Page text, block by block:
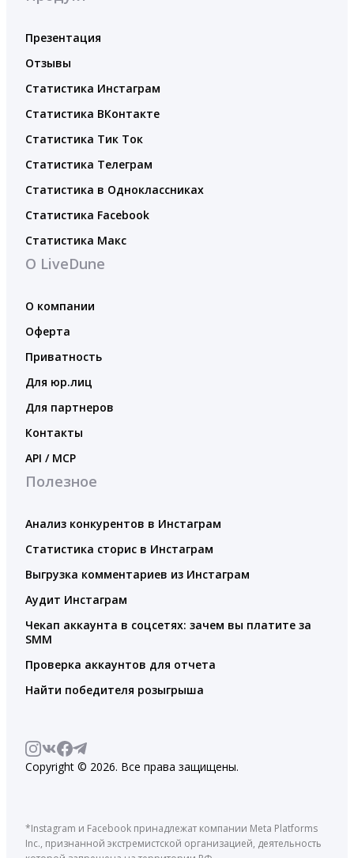
Презентация
Отзывы
Статистика Инстаграм
Статистика ВКонтакте
Статистика Тик Ток
Статистика Телеграм
Статистика в Одноклассниках
Статистика Facebook
Статистика Макс
О LiveDune
О компании
Оферта
Приватность
Для юр.лиц
Для партнеров
Контакты
API / MCP
Полезное
Анализ конкурентов в Инстаграм
Статистика сторис в Инстаграм
Выгрузка комментариев из Инстаграм
Аудит Инстаграм
Чекап аккаунта в соцсетях: зачем вы платите за
SMM
Проверка аккаунтов для отчета
Найти победителя розыгрыша
Copyright © 2026. Все права защищены.
*Instagram и Facebook принадлежат компании Meta Platforms
Inc., признанной экстремистской организацией, деятельность